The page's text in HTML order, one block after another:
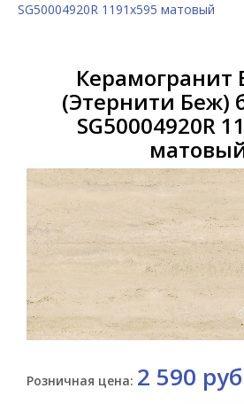
SG50004920R 1191x595 матовый
Керамогранит
(Этернити Беж)
SG50004920R
Розничная цена: 2 590